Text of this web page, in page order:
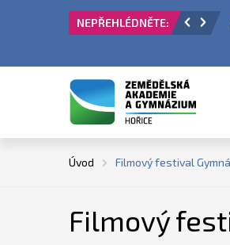
PŘIJÍMACÍ ŘÍZENÍ
Úvod Filmový festival
Filmový